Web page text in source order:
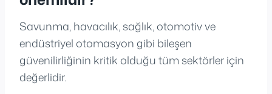
Savunma, havacılık, sağlık, otomotiv ve
endüstriyel otomasyon gibi bileşen
güvenilirliğinin kritik olduğu tüm sektörler için
değerlidir.